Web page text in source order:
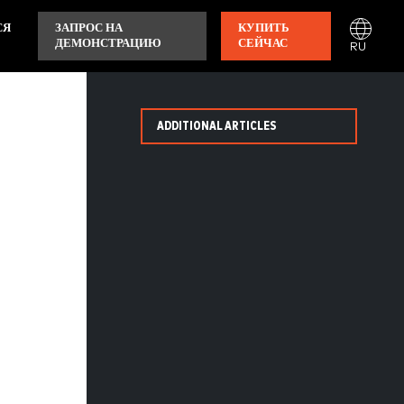
ЗАПРОС НА
ДЕМОНСТРАЦИЮ
КУПИТЬ
СЕЙЧАС
RU
ADDITIONAL ARTICLES